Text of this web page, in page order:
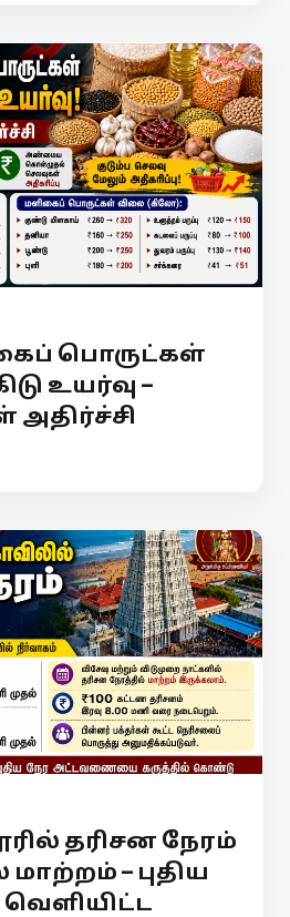
பொருட்கள்
உயர்வு –
தரிசன நேரம்
– புதிய